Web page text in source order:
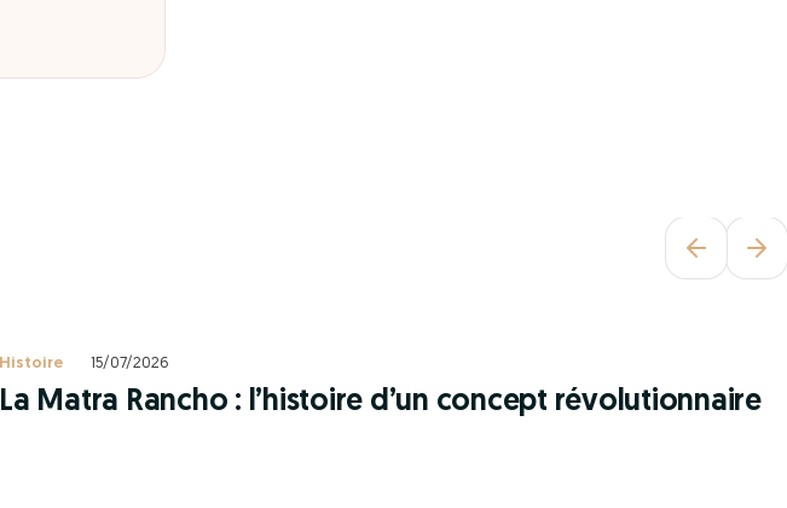
Histoire 15/07/2026
La Matra Rancho : l’histoire d’un concept révolutionnaire